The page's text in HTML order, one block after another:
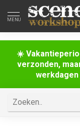
☀️
verzonden,
MENU